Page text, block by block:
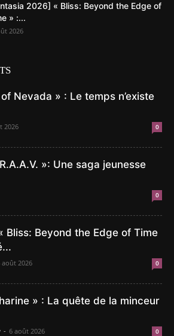
2026] « Bliss: Beyond the Edge of
» :...
2026
Nevada » : Le temps n’existe
2026 0
»: Une saga jeunesse
0
Bliss: Beyond the Edge of Time
août 2026 0
» : La quête de la minceur
- 6 août 2026 0